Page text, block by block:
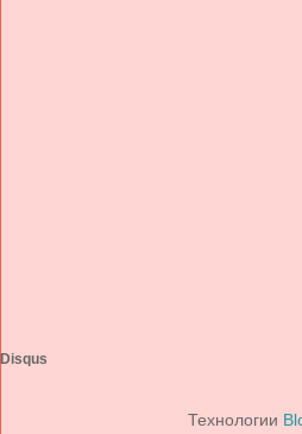
Disqus
Технологии